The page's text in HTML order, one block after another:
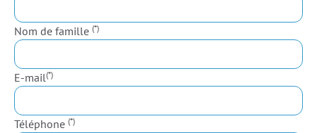
Nom de famille (*)
E-mail(*)
Téléphone (*)